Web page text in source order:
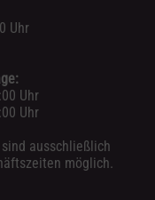
Uhr
Uhr
Uhr
ausschließlich
möglich.